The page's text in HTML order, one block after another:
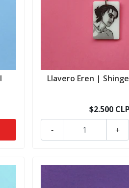
Llavero Eren |
$2.500 CLP
+
-